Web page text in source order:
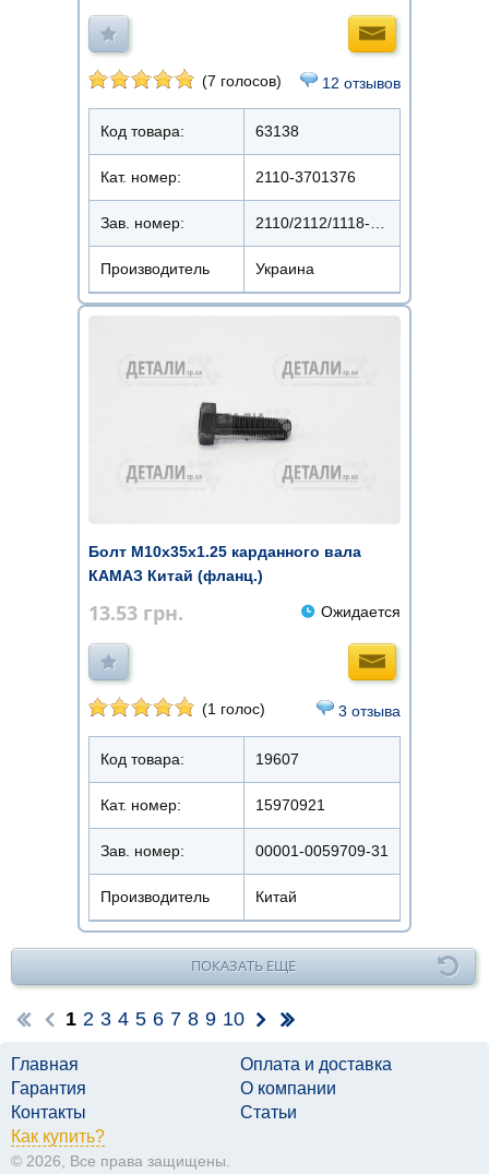
(7 голосов) 12 отзывов
Код товара: 63138
Кат. номер: 2110-3701376
Зав. номер: 2110/2112/1118-3701376
Производитель Украина
Болт М10х35х1.25 карданного вала
КАМАЗ Китай (фланц.)
13.53 грн. Ожидается
(1 голос) 3 отзыва
Код товара: 19607
Кат. номер: 15970921
Зав. номер: 00001-0059709-31
Производитель Китай
ПОКАЗАТЬ ЕЩЕ
1 2 3 4 5 6 7 8 9 10
Главная
Оплата и доставка
Гарантия
О компании
Контакты
Статьи
Как купить?
© 2026, Все права защищены.